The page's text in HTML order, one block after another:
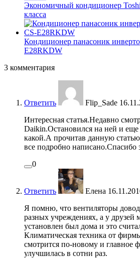
Экономичный кондиционер
класса
Кондиционер панасоник
E28RKDW
3 комментария
Ответить Flip_Sade
Интересная статья.Недавно
Daikin.Остановился на ней и еще
какой.А прочитав данную
все подробно
0
Ответить Елена
Я помню, что вентиляторы
разных учреждениях, а у друзей
установлен был дома и это
Климатическая техника от
смотрится по-новому и главное
улучшилась в сотни раз.